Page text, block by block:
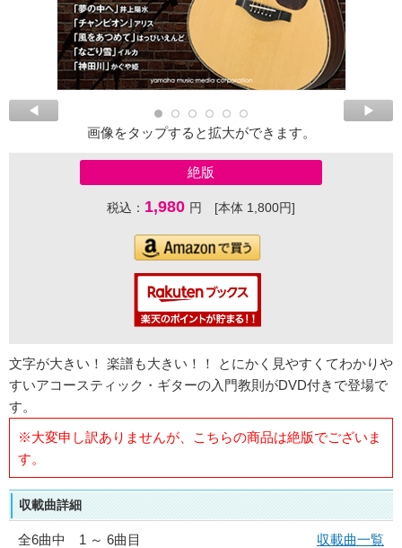
画像をタップすると拡大ができます。
絶版
税込： 1,980 円 [本体 1,800円]
文字が大きい！ 楽譜も大きい！！ とにかく見やすくてわかりや
すいアコースティック・ギターの入門教則がDVD付きで登場で
す。
※大変申し訳ありませんが、こちらの商品は絶版でございま
す。
収載曲詳細
全6曲中 1 ～ 6曲目 収載曲一覧